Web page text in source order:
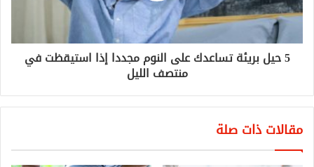
5 حيل بريئة تساعدك على النوم مجددا إذا استيقظت في
منتصف الليل
مقالات ذات صلة